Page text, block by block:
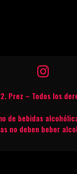
Prez – Todos los
de bebidas
no deben beber